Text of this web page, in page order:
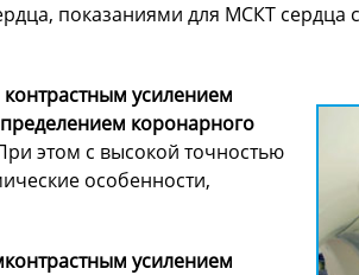
показаниями для МСКТ сердца
усилением
коронарного
этом с высокой точностью
особенности,
усилением